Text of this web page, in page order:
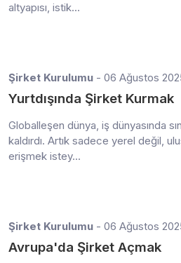
altyapısı, istik...
Şirket Kurulumu - 06 Ağustos
Yurtdışında Şirket Kurmak
Globalleşen dünya, iş dünyasında
kaldırdı. Artık sadece yerel değil,
erişmek istey...
Şirket Kurulumu - 06 Ağustos
Avrupa'da Şirket Açmak